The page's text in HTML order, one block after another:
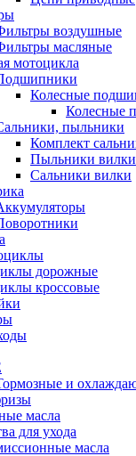
воздушные
масляные
мотоцикла
Колесные
Колесные
пыльники
Комплект
Пыльники вилки
Сальники вилки
дорожные
кроссовые
и
масла
для ухода
масла